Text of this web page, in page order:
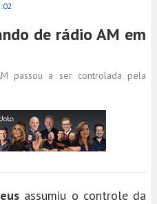
de rádio AM em
passou a ser controlada pela
assumiu o controle da